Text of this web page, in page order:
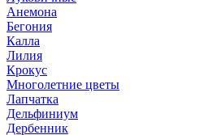
Анемона
Бегония
Калла
Лилия
Крокус
Многолетние цветы
Лапчатка
Дельфиниум
Дербенник